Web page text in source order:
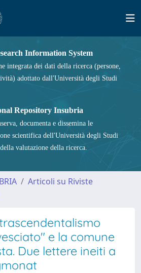
Information System
integrata dei dati della ricerca (persone,
adottato dall'Università degli Studi
Repository Insubria
documenta e dissemina le
scientifica dell'Università degli Studi
valutazione della ricerca.
Articoli su Riviste
e la comune
Due lettere ineiti a